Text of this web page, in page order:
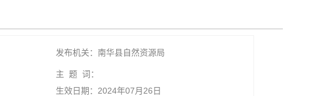
发布机关：南华县自然资源局
主 题 词：
生效日期：2024年07月26日